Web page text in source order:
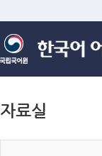
자료실